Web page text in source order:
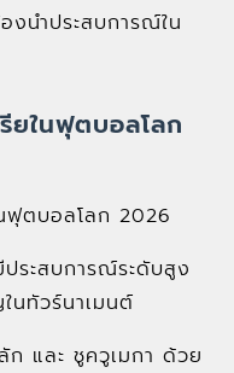
งนำประสบการณ์ใน
ยในฟุตบอลโลก
นฟุตบอลโลก 2026
ระสบการณ์ระดับสูง
นทัวร์นาเมนต์
และ ชูควูเมกา ด้วย